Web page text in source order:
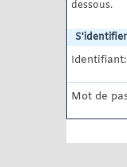
dessous.
S'identifier
Identifiant:
Mot de